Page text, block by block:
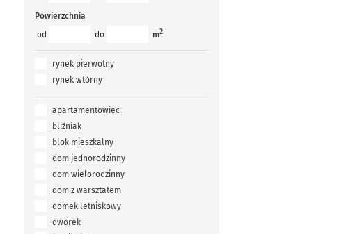
Powierzchnia
od
do m2
rynek pierwotny
rynek wtórny
apartamentowiec
bliźniak
blok mieszkalny
dom jednorodzinny
dom wielorodzinny
dom z warsztatem
domek letniskowy
dworek